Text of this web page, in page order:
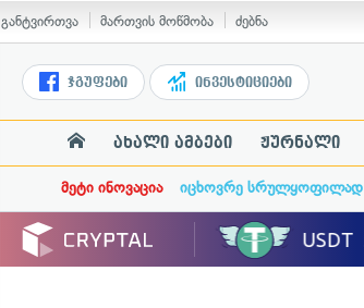
განტვირთვა მართვის მოწმობა ძებნა
ჯგუფები ინვესტიციები
ახალი ამბები ჟურნალი
მეტი ინოვაცია იცხოვრე სრულყოფილად